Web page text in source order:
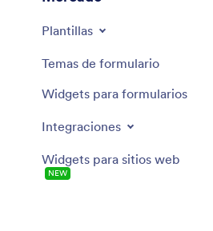
Plantillas
Temas de formulario
Widgets para formularios
Integraciones
Widgets para sitios web
NEW